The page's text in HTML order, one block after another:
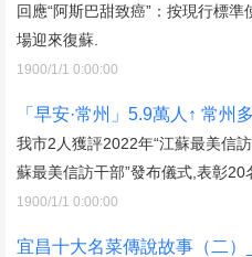
回應“阿斯巴甜致癌”：按現行標
場迎來復蘇.
1900/1/1 0:00:00
「早安·常州」5.9萬人↑ 常州
我市2人獲評2022年“江蘇最美信
蘇最美信訪干部”發布儀式,表彰20
1900/1/1 0:00:00
宜昌十大名菜傳說故事（二）_